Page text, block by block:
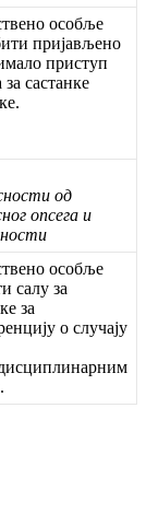
твено особље
ити пријављено
мало приступ
за састанке
ке.
ности од
ног опсега и
ности
твено особље
и салу за
ке за
енцију о случају
исциплинарним
.